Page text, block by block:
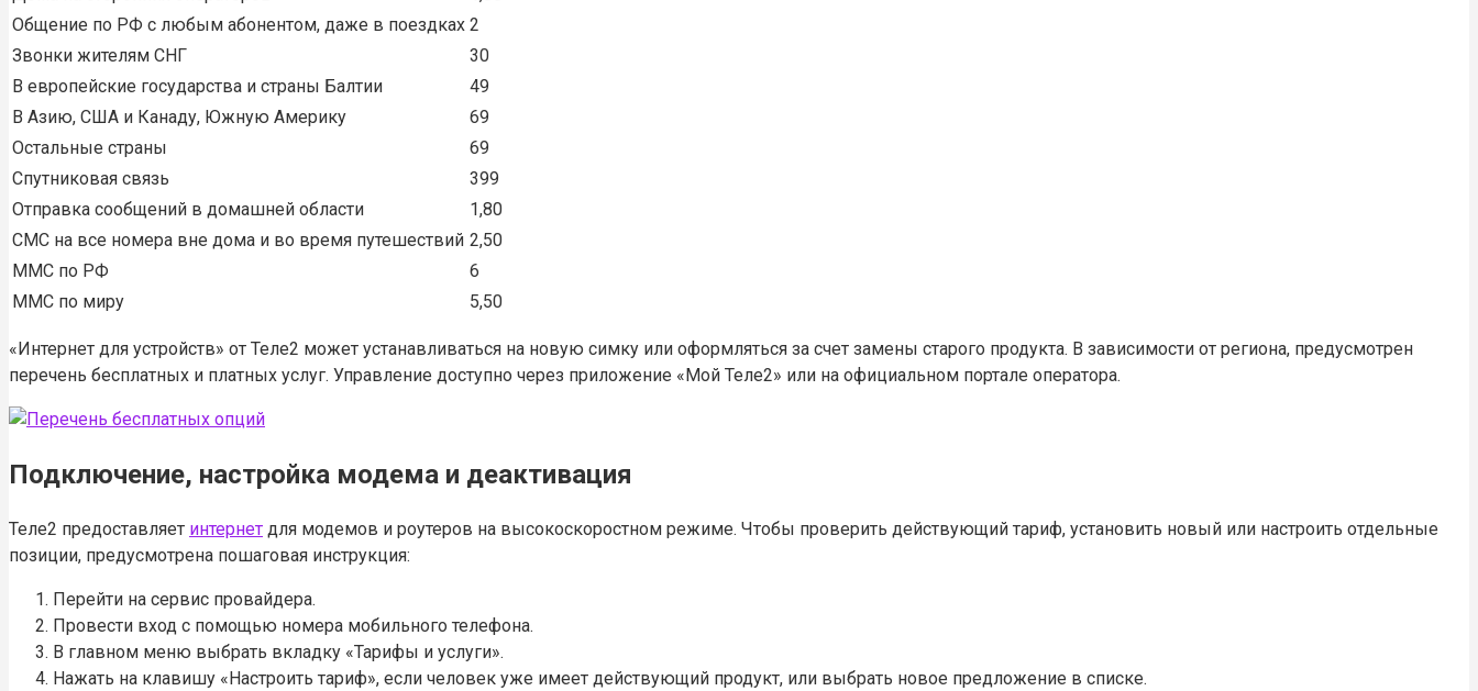
Общение по РФ с любым абонентом, даже в поездках 2
Звонки жителям СНГ
30
В европейские государства и страны Балтии
49
В Азию, США и Канаду, Южную Америку
69
Остальные страны
69
Спутниковая связь
399
Отправка сообщений в домашней области
1,80
СМС на все номера вне дома и во время путешествий 2,50
ММС по РФ
6
ММС по миру
5,50
«Интернет для устройств» от Теле2 может устанавливаться на новую симку или оформляться за счет замены старого продукта. В зависимости от региона, предусмотрен
перечень бесплатных и платных услуг. Управление доступно через приложение «Мой Теле2» или на официальном портале оператора.
Подключение, настройка модема и деактивация
Теле2 предоставляет интернет для модемов и роутеров на высокоскоростном режиме. Чтобы проверить действующий тариф, установить новый или настроить отдельные
позиции, предусмотрена пошаговая инструкция:
Перейти на сервис провайдера.
Провести вход с помощью номера мобильного телефона.
В главном меню выбрать вкладку «Тарифы и услуги».
Нажать на клавишу «Настроить тариф», если человек уже имеет действующий продукт, или выбрать новое предложение в списке.